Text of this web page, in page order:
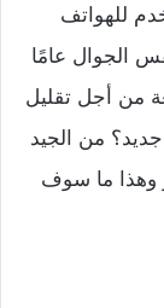
للهواتف
الجوال عامًا
من أجل تقليل
من الجيد
وهذا ما سوف